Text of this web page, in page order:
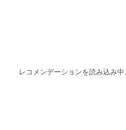
レコメンデーションを読み込み中...